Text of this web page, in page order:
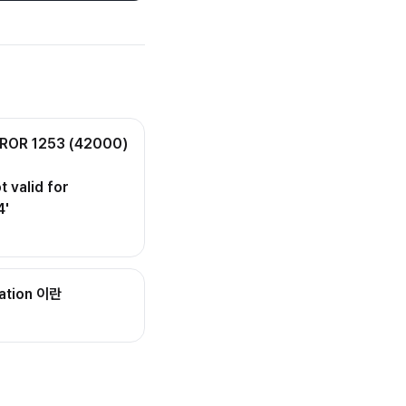
1253 (42000)
valid for
이란